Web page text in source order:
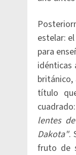
estelar:
para
idénticas
británico,
título
cuadrado:
lentes
Dakota".
fruto de